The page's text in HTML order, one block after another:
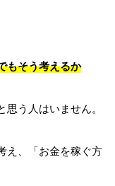
もそう考えるか
う人はいません。
え、「お金を稼ぐ方